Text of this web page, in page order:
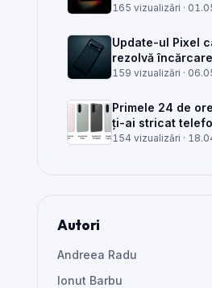
înseamnă pentru
165 vizualizări ·
Update-ul Pixel
rezolvă
wireless și
159 vizualizări ·
Primele 24 de
ți-ai stricat
clar, greșeli de
154 vizualizări ·
Autori
Andreea Radu
Ionut Barbu